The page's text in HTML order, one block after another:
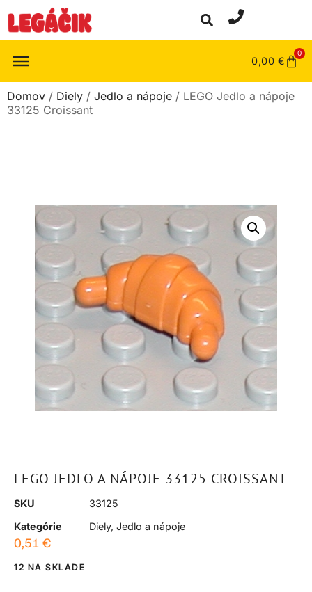
0,00 €
0
Domov / Diely / Jedlo a nápoje / LEGO Jedlo a nápoje
33125 Croissant
LEGO JEDLO A NÁPOJE 33125 CROISSANT
SKU
33125
Kategórie
Diely, Jedlo a nápoje
0,51 €
12 NA SKLADE